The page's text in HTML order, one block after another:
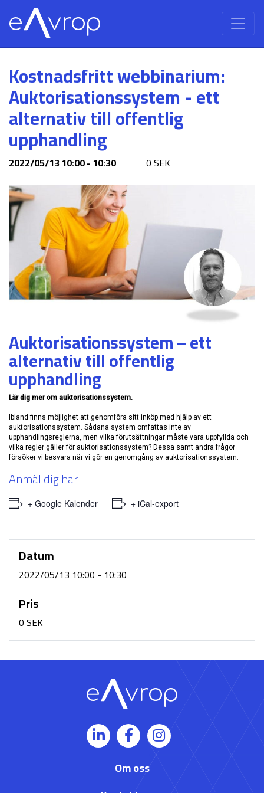
Kostnadsfritt webbinarium:
Auktorisationssystem - ett
alternativ till offentlig
upphandling
2022/05/13 10:00 - 10:30 0 SEK
Auktorisationssystem – ett
alternativ till offentlig
upphandling
Lär dig mer om auktorisationssystem.
​​​​​​​Ibland finns möjlighet att genomföra sitt inköp med hjälp av ett
auktorisationssystem. Sådana system omfattas inte av
upphandlingsreglerna, men vilka förutsättningar måste vara uppfyllda och
vilka regler gäller för auktorisationssystem? Dessa samt andra frågor
försöker vi besvara när vi gör en genomgång av auktorisationssystem.
Anmäl dig här
+ Google Kalender + iCal-export
Datum
2022/05/13 10:00 - 10:30
Pris
0 SEK
Om oss